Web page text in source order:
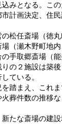
込みとなる。こ
計画決定、住
松任斎場（徳丸
（瀬木野町地
手取郷斎場（
の２施設は築
ている。
踏まえ、これ
葬件数の推移
たな斎場の建設